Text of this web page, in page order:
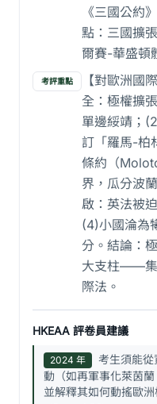
《三國公約
點：三國擴
爾賽-華盛頓
考評重點
【對歐洲國
全：極權擴
單邊綏靖；
訂「羅馬-柏
條約（
界，瓜分波
啟：英法被
(4)小國淪為
分。結論：
大支柱——集
際法。
HKEAA 評卷員建議
2024 年
考生須能
動（如再軍事化萊茵
並解釋其如何動搖歐